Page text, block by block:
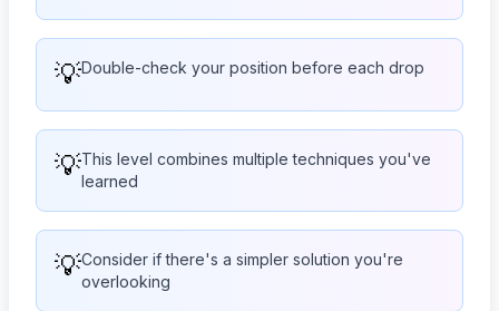
💡Double-check your position before each drop
💡This level combines multiple techniques you've
learned
💡Consider if there's a simpler solution you're
overlooking